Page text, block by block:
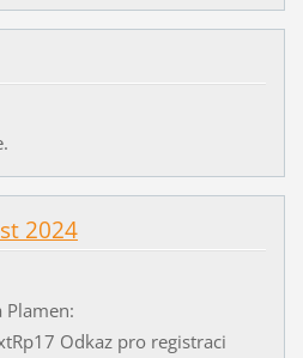
2024
Plamen:
Odkaz pro registraci